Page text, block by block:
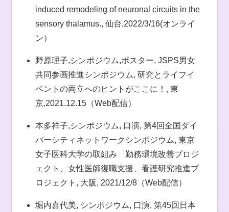
induced remodeling of neuronal circuits in the
sensory thalamus., 仙台,2022/3/16(オンライ
ン）
野原理子,シンポジウム,ポスター, JSPS男女
共同参画推進シンポジウム, 研究とライフイ
ベントの両立へのヒントがここに！, 東
京,2021.12.15（Web配信）
本多祥子,シンポジウム, 口演, 第4回全国ダイ
バーシティネットワークシンポジウム, 東京
女子医科大学の取組み 勤務環境改善プロジ
ェクト、女性医師復職支援、看護研究推進プ
ロジェクト, 大阪, 2021/12/8（Web配信）
堀内喜代美, シンポジウム, 口演, 第45回日本